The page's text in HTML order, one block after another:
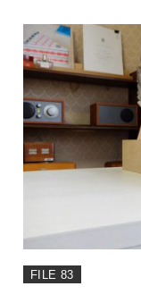
FILE 83